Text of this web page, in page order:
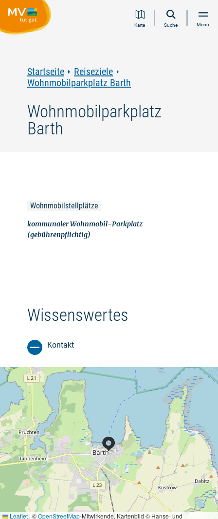
Inhalt
Navigation
Volltextsuche
FooterKarte Suche Menü
Startseite
Reiseziele
Wohnmobilparkplatz Barth
Wohnmobilparkplatz
Barth
Wohnmobilstellplätze
kommunaler Wohnmobil-Parkplatz
(gebührenpflichtig)
Wissenswertes
Kontakt
Leaflet | ©OpenStreetMap-Mitwirkende, Kartenbild © Hanse- und